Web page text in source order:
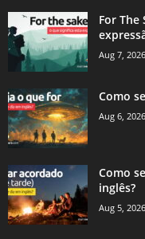
For The
Aug 7, 2026
Como
Aug 6, 2026
Como
inglês?
Aug 5, 2026